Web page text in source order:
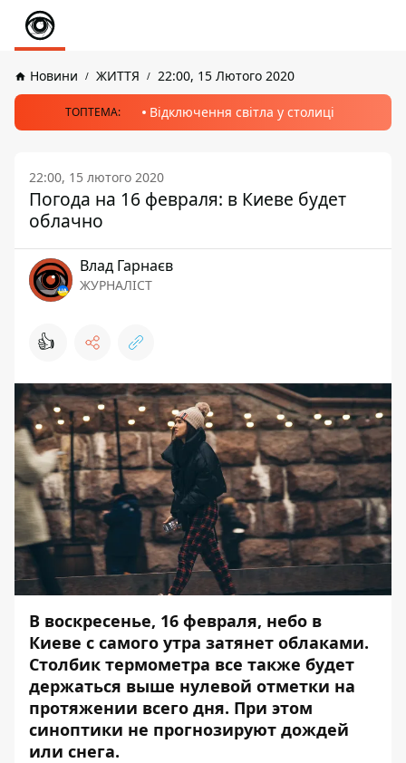
Новини ЖИТТЯ 22:00, 15 Лютого 2020
ТОПТЕМА: Відключення світла у столиці
22:00, 15 лютого 2020
Погода на 16 февраля: в Киеве будет
облачно
Влад Гарнаєв
ЖУРНАЛІСТ
👍
В воскресенье, 16 февраля, небо в
Киеве с самого утра затянет облаками.
Столбик термометра все также будет
держаться выше нулевой отметки на
протяжении всего дня. При этом
синоптики не прогнозируют дождей
или снега.